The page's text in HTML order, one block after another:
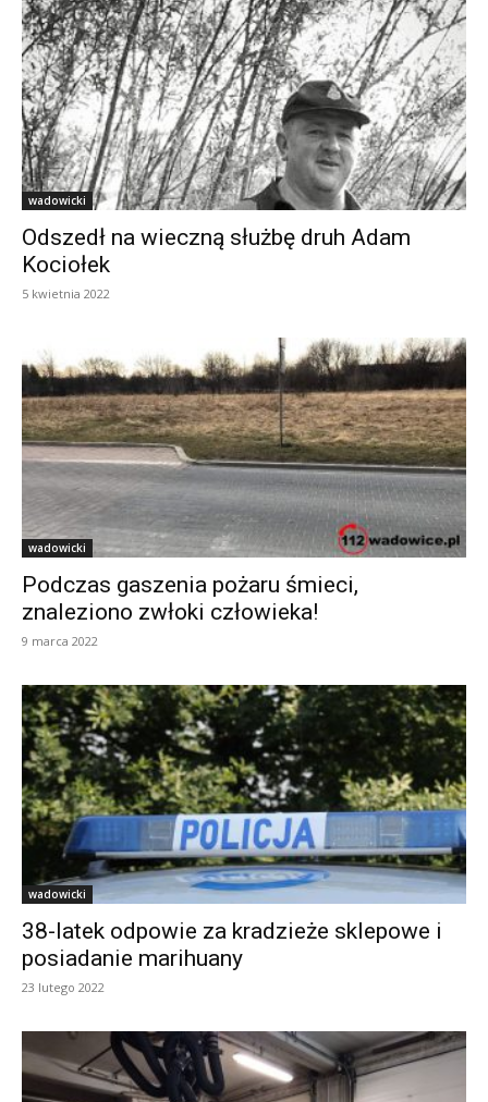
wadowicki
Odszedł na wieczną służbę druh Adam
Kociołek
5 kwietnia 2022
wadowicki
Podczas gaszenia pożaru śmieci,
znaleziono zwłoki człowieka!
9 marca 2022
wadowicki
38-latek odpowie za kradzieże sklepowe i
posiadanie marihuany
23 lutego 2022